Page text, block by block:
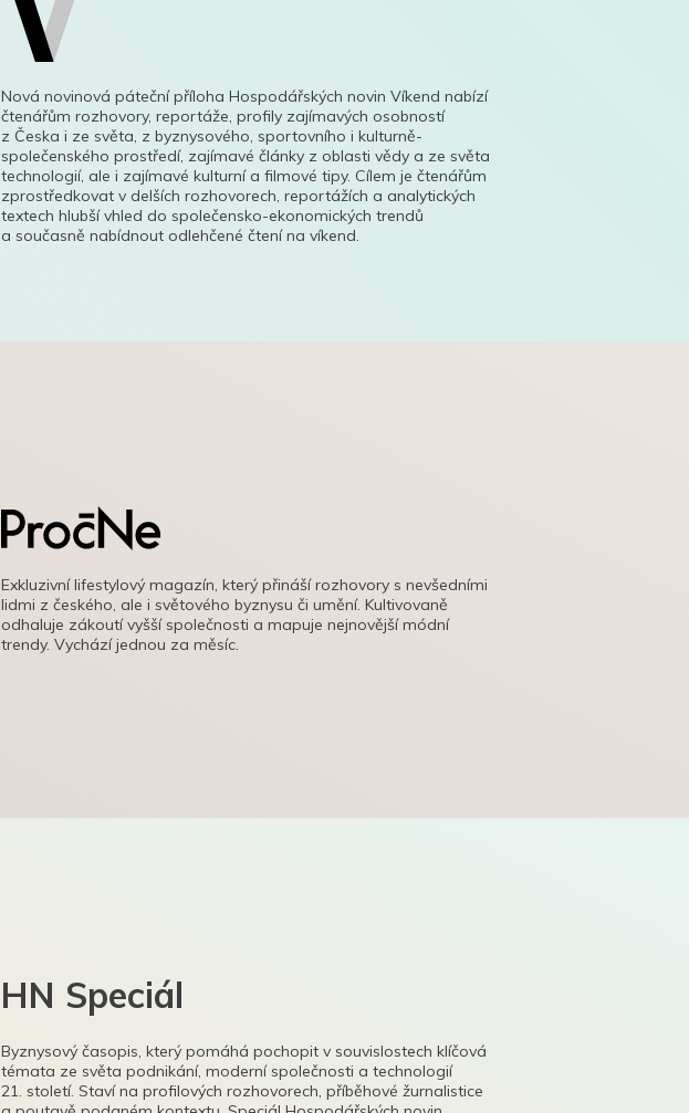
Nová novinová páteční příloha Hospodářských novin Víkend nabízí
čtenářům rozhovory, reportáže, profily zajímavých osobností
z Česka i ze světa, z byznysového, sportovního i kulturně-
společenského prostředí, zajímavé články z oblasti vědy a ze světa
technologií, ale i zajímavé kulturní a filmové tipy. Cílem je čtenářům
zprostředkovat v delších rozhovorech, reportážích a analytických
textech hlubší vhled do společensko-ekonomických trendů
a současně nabídnout odlehčené čtení na víkend.
Exkluzivní lifestylový magazín, který přináší rozhovory s nevšedními
lidmi z českého, ale i světového byznysu či umění. Kultivovaně
odhaluje zákoutí vyšší společnosti a mapuje nejnovější módní
trendy. Vychází jednou za měsíc.
HN Speciál
Byznysový časopis, který pomáhá pochopit v souvislostech klíčová
témata ze světa podnikání, moderní společnosti a technologií
21. století. Staví na profilových rozhovorech, příběhové žurnalistice